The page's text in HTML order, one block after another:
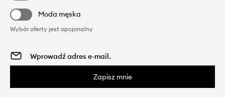
Moda męska
Wybór oferty jest opcjonalny
Zapisz mnie